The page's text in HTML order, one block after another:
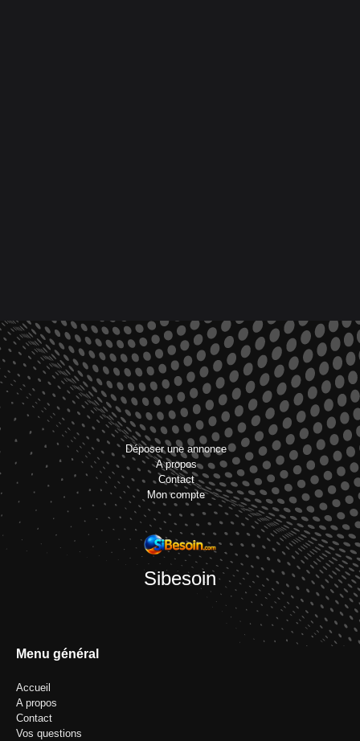
Déposer une annonce
A propos
Contact
Mon compte
Sibesoin
Menu général
Accueil
A propos
Contact
Vos questions